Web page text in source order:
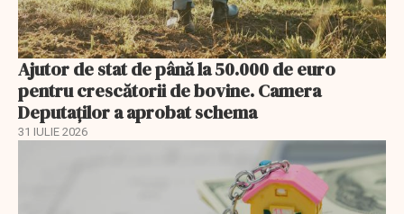
Ajutor de stat de până la 50.000 de euro
pentru crescătorii de bovine. Camera
Deputaților a aprobat schema
31 IULIE 2026